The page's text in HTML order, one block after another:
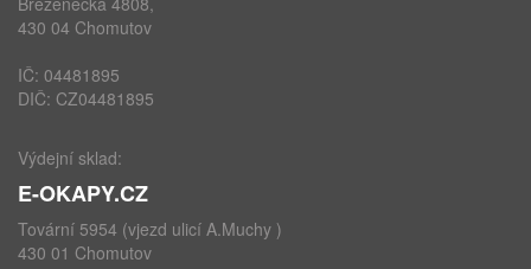
430 04 Chomutov
IČ: 04481895
DIČ: CZ04481895
Výdejní sklad:
E-OKAPY.CZ
Tovární 5954 (vjezd ulicí A.Muchy )
430 01 Chomutov